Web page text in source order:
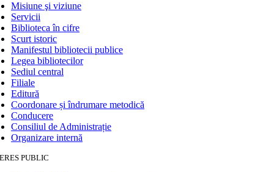
Misiune şi viziune
Servicii
Biblioteca în cifre
Scurt istoric
Manifestul bibliotecii publice
Legea bibliotecilor
Sediul central
Filiale
Editură
Coordonare și îndrumare metodică
Conducere
Consiliul de Administrație
Organizare internă
PUBLIC